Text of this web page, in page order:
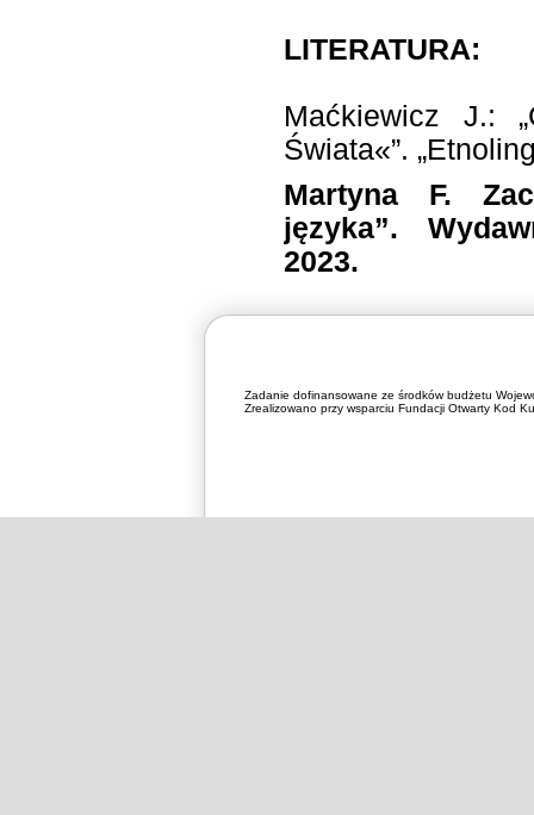
LITERATURA:
Maćkiewicz J.:
Świata«”.
Martyna F.
języka”.
2023.
Zadanie dofinansowane ze środków budżetu
Zrealizowano przy wsparciu Fundacji Otwarty Kod